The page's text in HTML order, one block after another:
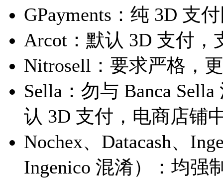
GPayments：纯 3D 支
Arcot：默认 3D 支付
Nitrosell：要求严格，
Sella：勿与 Banca
认 3D 支付，电商店铺
Nochex、Datacash、
Ingenico 混淆）：均强